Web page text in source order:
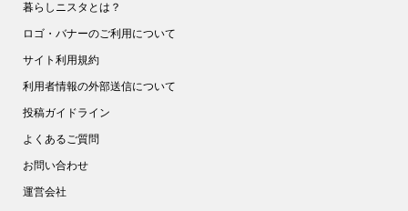
暮らしニスタとは？
ロゴ・バナーのご利用について
サイト利用規約
利用者情報の外部送信について
投稿ガイドライン
よくあるご質問
お問い合わせ
運営会社